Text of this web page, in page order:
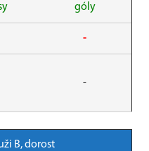
góly
-
-
B, dorost